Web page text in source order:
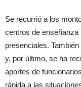
Se recurrió a los
centros de enseñanza
presenciales.
y, por último, se ha
aportes de
rápida a las